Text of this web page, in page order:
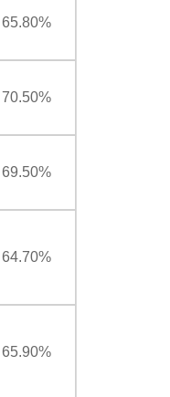
65.80%
70.50%
69.50%
64.70%
65.90%